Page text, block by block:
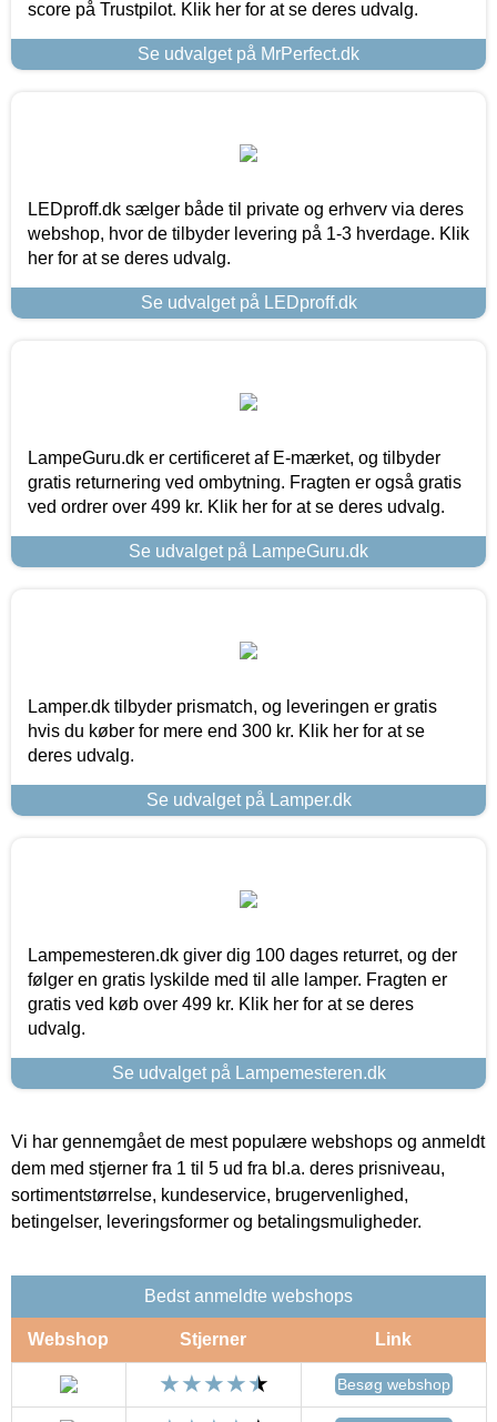
score på Trustpilot. Klik her for at se deres udvalg.
Se udvalget på MrPerfect.dk
LEDproff.dk sælger både til private og erhverv via deres
webshop, hvor de tilbyder levering på 1-3 hverdage. Klik
her for at se deres udvalg.
Se udvalget på LEDproff.dk
LampeGuru.dk er certificeret af E-mærket, og tilbyder
gratis returnering ved ombytning. Fragten er også gratis
ved ordrer over 499 kr. Klik her for at se deres udvalg.
Se udvalget på LampeGuru.dk
Lamper.dk tilbyder prismatch, og leveringen er gratis
hvis du køber for mere end 300 kr. Klik her for at se
deres udvalg.
Se udvalget på Lamper.dk
Lampemesteren.dk giver dig 100 dages returret, og der
følger en gratis lyskilde med til alle lamper. Fragten er
gratis ved køb over 499 kr. Klik her for at se deres
udvalg.
Se udvalget på Lampemesteren.dk
Vi har gennemgået de mest populære webshops og anmeldt
dem med stjerner fra 1 til 5 ud fra bl.a. deres prisniveau,
sortimentstørrelse, kundeservice, brugervenlighed,
betingelser, leveringsformer og betalingsmuligheder.
Bedst anmeldte webshops
Webshop Stjerner Link
Besøg webshop